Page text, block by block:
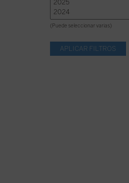
(Puede seleccionar varias)